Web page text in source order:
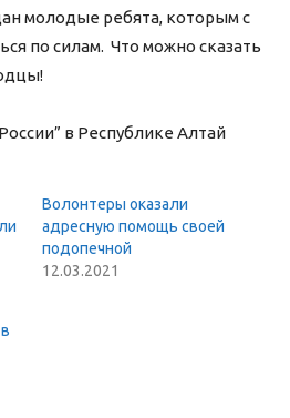
молодые ребята, которым с
по силам. Что можно сказать
в Республике Алтай
Волонтеры оказали
адресную помощь своей
подопечной
12.03.2021